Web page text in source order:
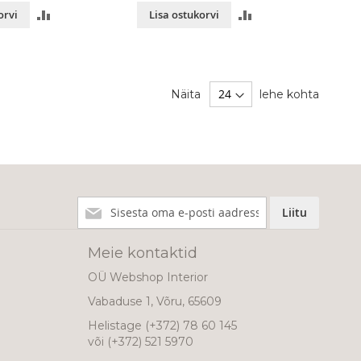
Lisa ostukorvi
Näita lehe kohta
meie
Liitu
Meie kontaktid
OÜ Webshop Interior
Vabaduse 1, Võru, 65609
Helistage (+372) 78 60 145
või (+372) 521 5970